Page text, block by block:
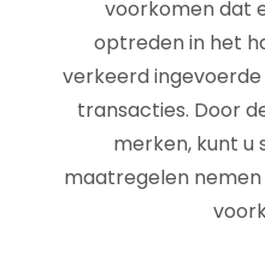
voorkomen dat
optreden in het
verkeerd
transacties. Door
merken, kunt u
maatregelen